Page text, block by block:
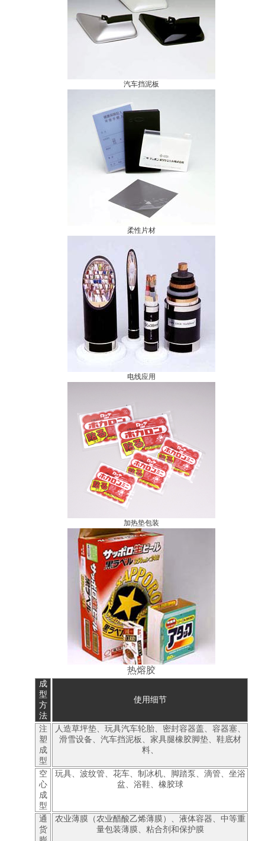
汽车挡泥板
柔性片材
电线应用
加热垫包装
热熔胶
成
型
方
法
使用细节
注
塑
成
型
人造草坪垫、玩具汽车轮胎、密封容器盖、容器塞、
滑雪设备、汽车挡泥板、家具腿橡胶脚垫、鞋底材
料、
空
心
成
型
玩具、波纹管、花车、制冰机、脚踏泵、滴管、坐浴
盆、浴鞋、橡胶球
通
货
农业薄膜（农业醋酸乙烯薄膜）、液体容器、中等重
量包装薄膜、粘合剂和保护膜